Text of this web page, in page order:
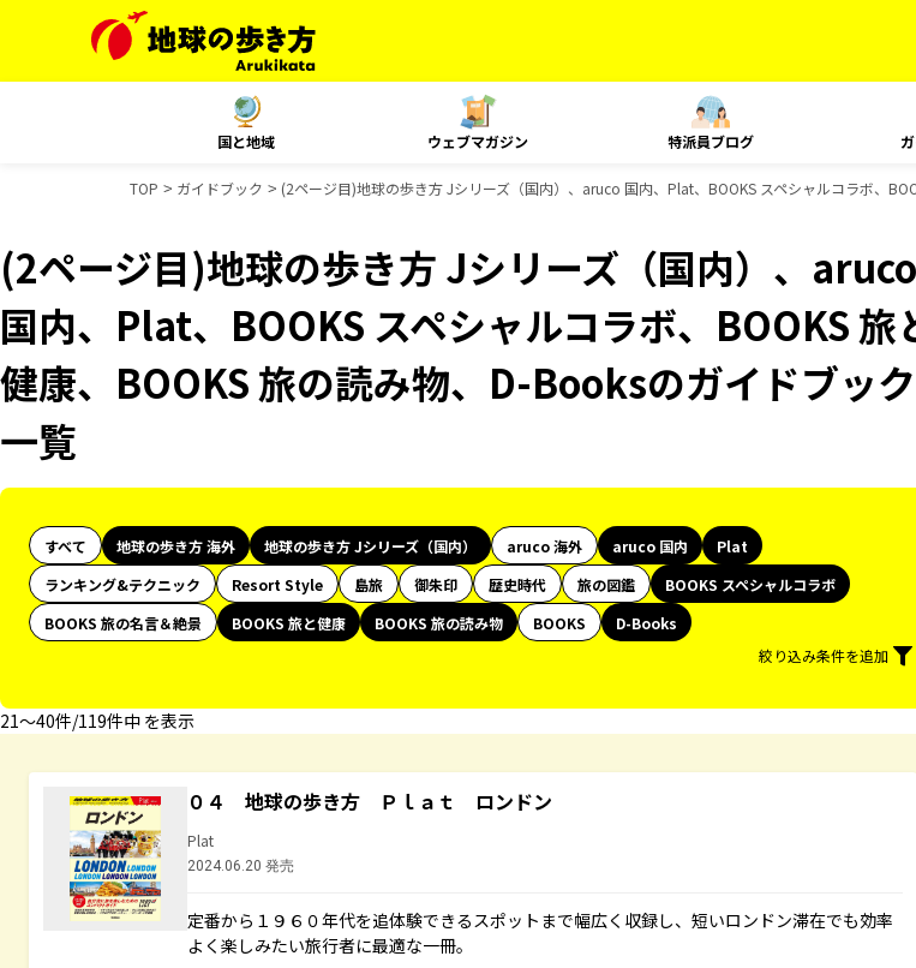
国と地域 ウェブマガジン 特派員ブログ
TOP ガイドブック (2ページ目)地球の歩き方 Jシリーズ（国内）、aruco 国内、Plat、BOOKS スペシャルコラボ、
(2ページ目)地球の歩き方 Jシリーズ（国内）、aruco
国内、Plat、BOOKS スペシャルコラボ、BOOKS 旅
健康、BOOKS 旅の読み物、D-Booksのガイドブック
一覧
すべて 地球の歩き方 海外 地球の歩き方 Jシリーズ（国内） aruco 海外 aruco 国内
Plat
ランキング&テクニック
Resort Style 島旅 御朱印 歴史時代 旅の図鑑
BOOKS スペシャルコラボ
BOOKS 旅の名言＆絶景
BOOKS 旅と健康 BOOKS 旅の読み物 BOOKS
D-Books
絞り込み条件を追加
21〜40件/119件中 を表示
０４ 地球の歩き方 Ｐｌａｔ ロンドン
Plat
2024.06.20 発売
定番から１９６０年代を追体験できるスポットまで幅広く収録し、短いロンドン滞在でも効率
よく楽しみたい旅行者に最適な一冊。